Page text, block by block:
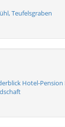
Teufelsgraben
Hotel-Pension